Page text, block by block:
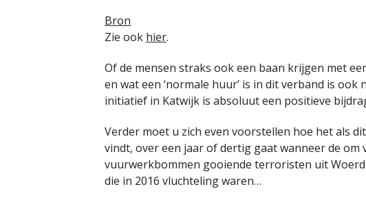
Bron
Zie ook hier.
Of de mensen straks ook een baan krijgen met
en wat een ‘normale huur’ is in dit verband is
initiatief in Katwijk is absoluut een positieve
Verder moet u zich even voorstellen hoe het als
vindt, over een jaar of dertig gaat wanneer de om
vuurwerkbommen gooiende terroristen uit
die in 2016 vluchteling waren…